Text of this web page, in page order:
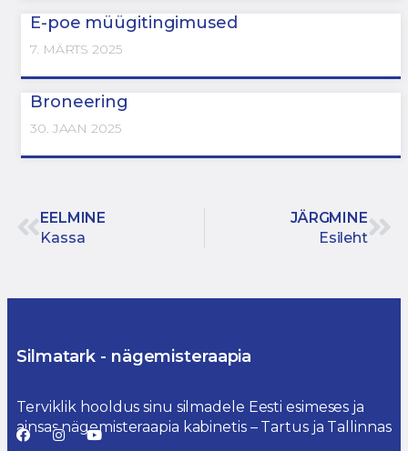
E-poe müügitingimused
7. MÄRTS 2025
Broneering
30. JAAN 2025
EELMINE
Kassa
JÄRGMINE
Esileht
Silmatark - nägemisteraapia
Terviklik hooldus sinu silmadele Eesti esimeses ja
ainsas nägemisteraapia kabinetis – Tartus ja Tallinnas